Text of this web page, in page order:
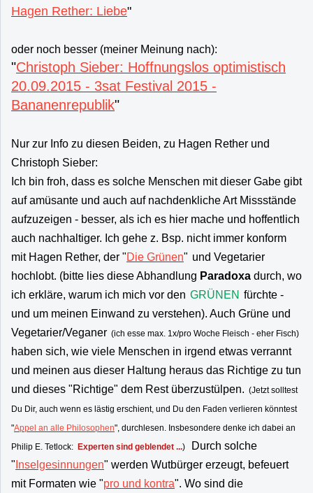
Hagen Rether: Liebe"
oder noch besser (meiner Meinung nach):
"Christoph Sieber: Hoffnungslos optimistisch
20.09.2015 - 3sat Festival 2015 -
Bananenrepublik"
Nur zur Info zu diesen Beiden, zu Hagen Rether und
Christoph Sieber:
Ich bin froh, dass es solche Menschen mit dieser Gabe gibt
auf amüsante und auch auf nachdenkliche Art Missstände
aufzuzeigen - besser, als ich es hier mache und hoffentlich
auch nachhaltiger. Ich gehe z. Bsp. nicht immer konform
mit Hagen Rether, der "Die Grünen" und Vegetarier
hochlobt. (bitte lies diese Abhandlung Paradoxa durch, wo
ich erkläre, warum ich mich vor den GRÜNEN fürchte -
und um meinen Einwand zu verstehen). Auch Grüne und
Vegetarier/Veganer (ich esse max. 1x/pro Woche Fleisch - eher Fisch)
haben sich, wie viele Menschen in irgend etwas verrannt
und meinen aus dieser Haltung heraus das Richtige zu tun
und dieses "Richtige" dem Rest überzustülpen. (Jetzt solltest
Du Dir, auch wenn es lästig erschient, und Du den Faden verlieren könntest
"Appel an alle Philosophen", durchlesen. Insbesondere denke ich dabei an
Philip E. Tetlock: Experten sind geblendet ...)
Durch solche
" Inselgesinnungen" werden Wutbürger erzeugt, befeuert
mit Formaten wie "pro und kontra". Wo sind die